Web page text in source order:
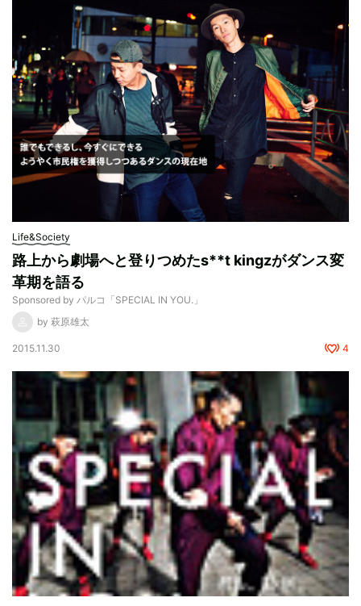
Life&Society
路上から劇場へと登りつめたs**t kingzがダンス変
革期を語る
Sponsored by パルコ「SPECIAL IN YOU.」
by 萩原雄太
2015.11.30 4